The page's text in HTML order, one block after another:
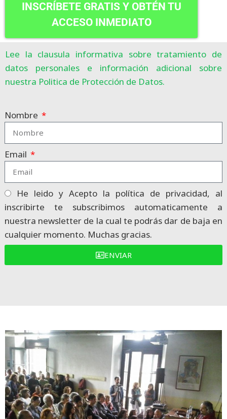
INSCRÍBETE GRATIS Y OBTÉN TU
ACCESO INMEDIATO
Lee la clausula informativa sobre tratamiento de
datos personales e información adicional sobre
nuestra Politica de Protección de Datos.
Nombre
Email
He leido y Acepto la política de privacidad, al
inscribirte te subscribimos automaticamente a
nuestra newsletter de la cual te podrás dar de baja en
cualquier momento. Muchas gracias.
ENVIAR